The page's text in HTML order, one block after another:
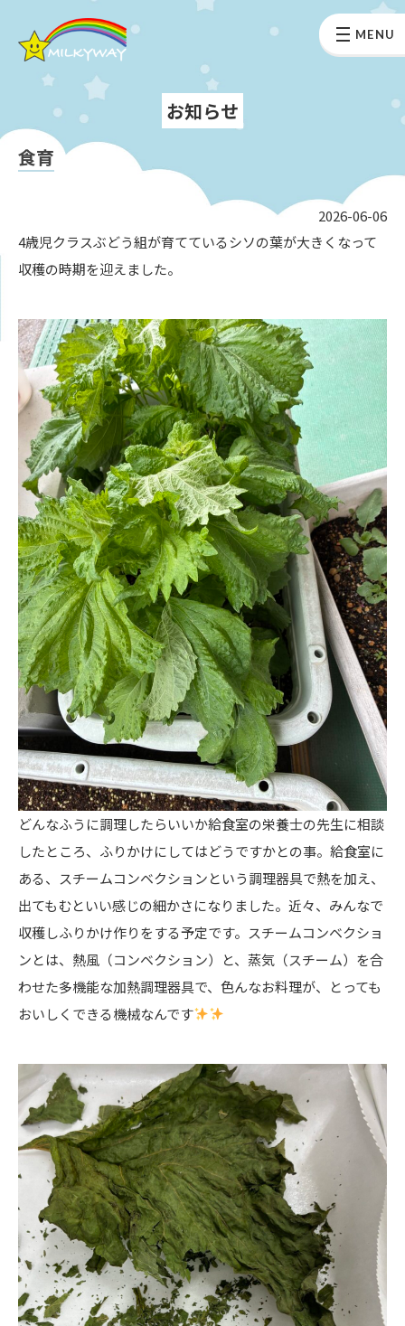
MENU
お知らせ
食育
2026-06-06
4歳児クラスぶどう組が育てているシソの葉が大きくなって
収穫の時期を迎えました。
どんなふうに調理したらいいか給食室の栄養士の先生に相談
したところ、ふりかけにしてはどうですかとの事。給食室に
ある、スチームコンベクションという調理器具で熱を加え、
出てもむといい感じの細かさになりました。近々、みんなで
収穫しふりかけ作りをする予定です。スチームコンベクショ
ンとは、熱風（コンベクション）と、蒸気（スチーム）を合
わせた多機能な加熱調理器具で、色んなお料理が、とっても
おいしくできる機械なんです